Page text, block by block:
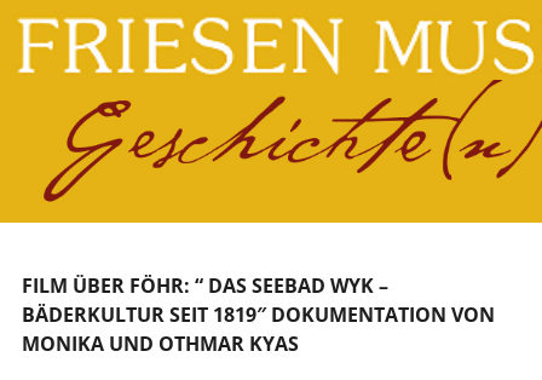
Skip
content
FILM ÜBER FÖHR: “ DAS SEEBAD WYK –
BÄDERKULTUR SEIT 1819″ DOKUMENTATION VON
MONIKA UND OTHMAR KYAS